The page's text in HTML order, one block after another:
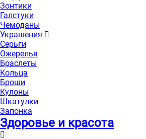
Зонтики
Галстуки
Чемоданы
Украшения
Серьги
Ожерелья
Браслеты
Кольца
Броши
Кулоны
Шкатулки
Запонка
Здоровье и красота